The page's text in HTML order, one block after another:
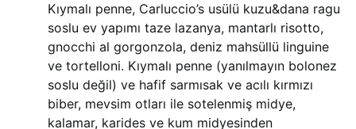
Kıymalı penne, Carluccio’s usülü kuzu&dana ragu
soslu ev yapımı taze lazanya, mantarlı risotto,
gnocchi al gorgonzola, deniz mahsüllü linguine
ve tortelloni. Kıymalı penne (yanılmayın bolonez
soslu değil) ve hafif sarmısak ve acılı kırmızı
biber, mevsim otları ile sotelenmiş midye,
kalamar, karides ve kum midyesinden